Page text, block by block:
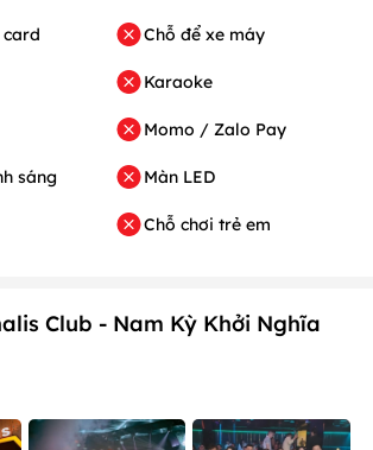
sáng
Chỗ để xe máy
Karaoke
Momo / Zalo Pay
Màn LED
Chỗ chơi trẻ em
Club - Nam Kỳ Khởi Nghĩa